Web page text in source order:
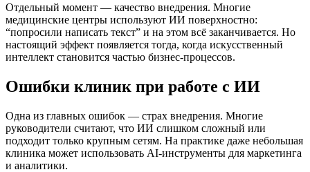
Отдельный момент — качество внедрения. Многие
медицинские центры используют ИИ поверхностно:
“попросили написать текст” и на этом всё заканчивается. Но
настоящий эффект появляется тогда, когда искусственный
интеллект становится частью бизнес-процессов.
Ошибки клиник при работе с ИИ
Одна из главных ошибок — страх внедрения. Многие
руководители считают, что ИИ слишком сложный или
подходит только крупным сетям. На практике даже небольшая
клиника может использовать AI-инструменты для маркетинга
и аналитики.